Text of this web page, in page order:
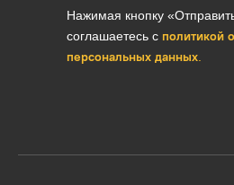
Нажимая кнопку
соглашаетесь с политикой
персональных данных